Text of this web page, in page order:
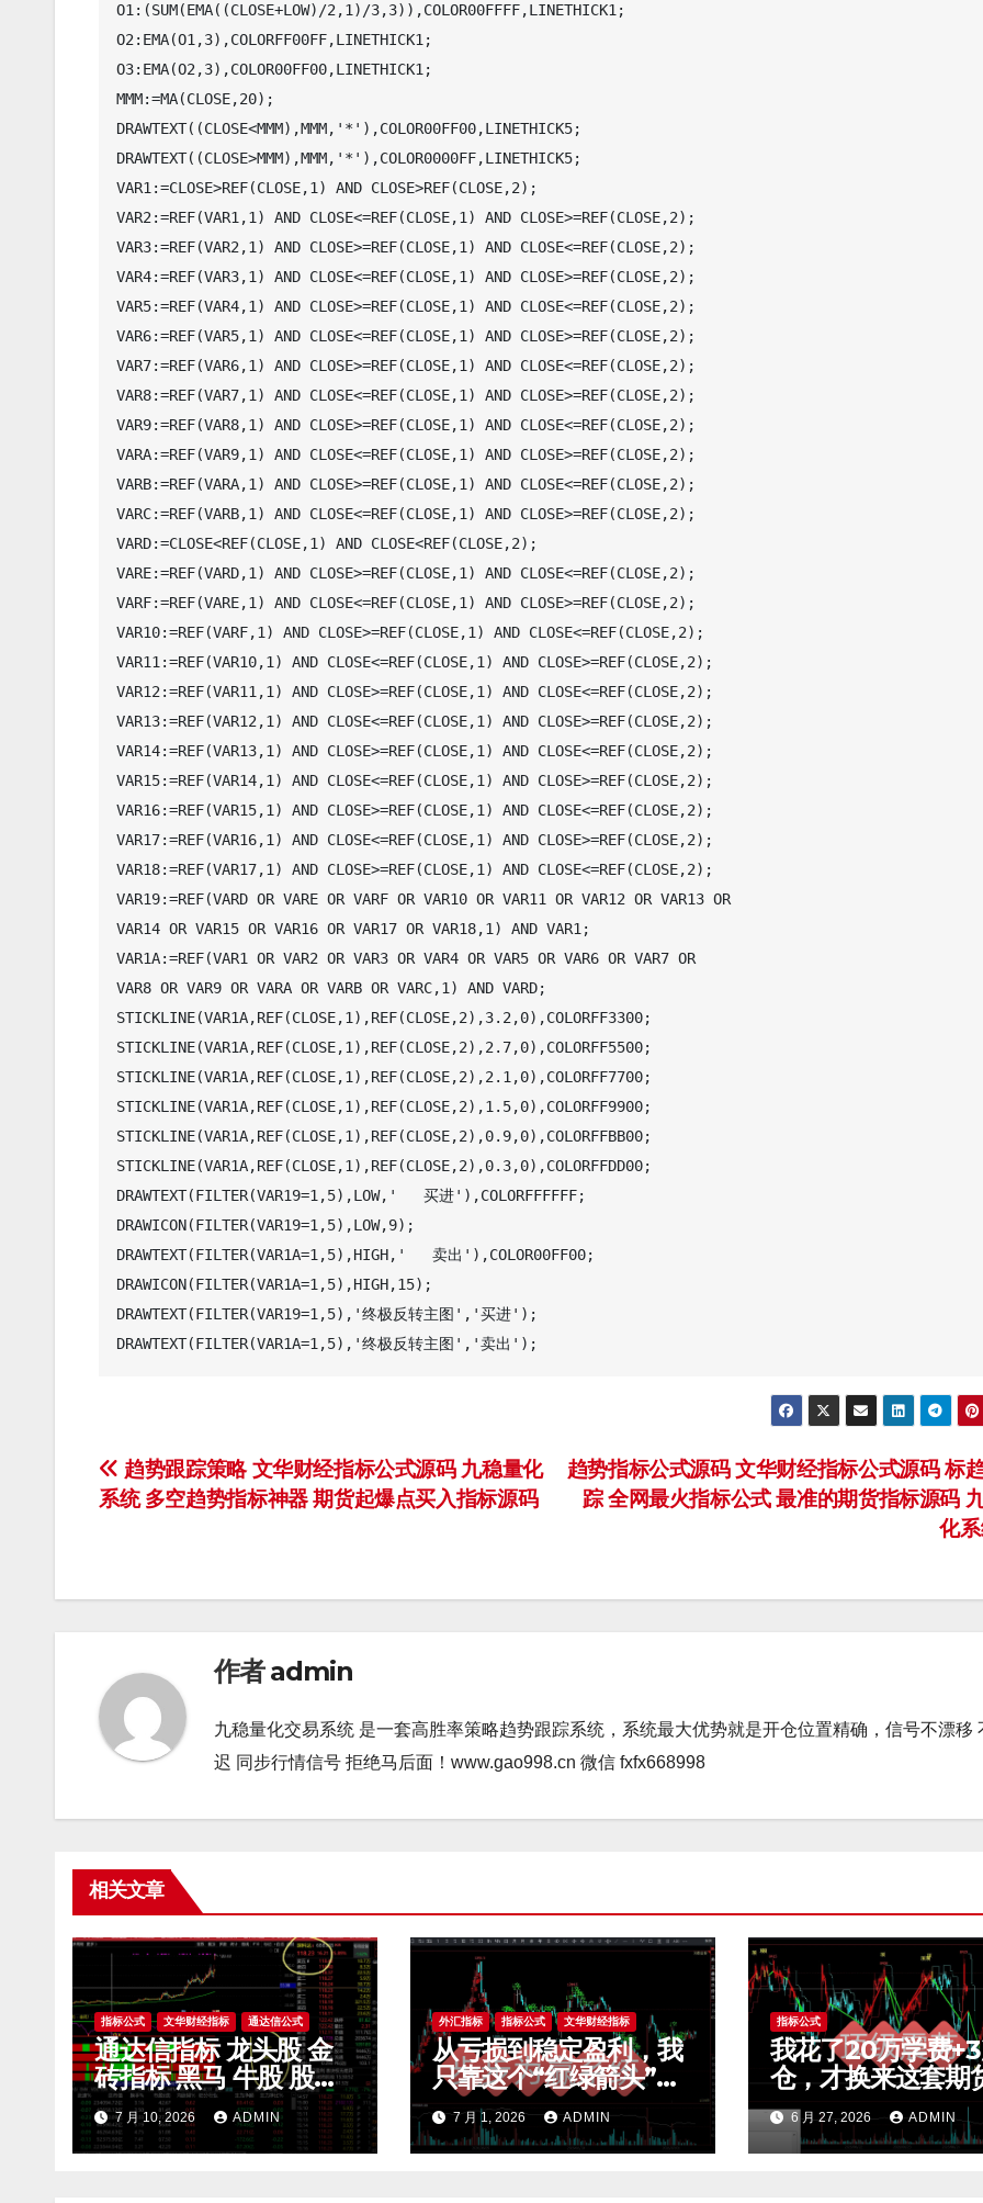
O1:(SUM(EMA((CLOSE+LOW)/2,1)/3,3)),COLOR00FFFF,LINETHICK1;
O2:EMA(O1,3),COLORFF00FF,LINETHICK1;
O3:EMA(O2,3),COLOR00FF00,LINETHICK1;
MMM:=MA(CLOSE,20);
DRAWTEXT((CLOSE<MMM),MMM,'*'),COLOR00FF00,LINETHICK5;
DRAWTEXT((CLOSE>MMM),MMM,'*'),COLOR0000FF,LINETHICK5;
VAR1:=CLOSE>REF(CLOSE,1) AND CLOSE>REF(CLOSE,2);
VAR2:=REF(VAR1,1) AND CLOSE<=REF(CLOSE,1) AND CLOSE>=REF(CLOSE,2);
VAR3:=REF(VAR2,1) AND CLOSE>=REF(CLOSE,1) AND CLOSE<=REF(CLOSE,2);
VAR4:=REF(VAR3,1) AND CLOSE<=REF(CLOSE,1) AND CLOSE>=REF(CLOSE,2);
VAR5:=REF(VAR4,1) AND CLOSE>=REF(CLOSE,1) AND CLOSE<=REF(CLOSE,2);
VAR6:=REF(VAR5,1) AND CLOSE<=REF(CLOSE,1) AND CLOSE>=REF(CLOSE,2);
VAR7:=REF(VAR6,1) AND CLOSE>=REF(CLOSE,1) AND CLOSE<=REF(CLOSE,2);
VAR8:=REF(VAR7,1) AND CLOSE<=REF(CLOSE,1) AND CLOSE>=REF(CLOSE,2);
VAR9:=REF(VAR8,1) AND CLOSE>=REF(CLOSE,1) AND CLOSE<=REF(CLOSE,2);
VARA:=REF(VAR9,1) AND CLOSE<=REF(CLOSE,1) AND CLOSE>=REF(CLOSE,2);
VARB:=REF(VARA,1) AND CLOSE>=REF(CLOSE,1) AND CLOSE<=REF(CLOSE,2);
VARC:=REF(VARB,1) AND CLOSE<=REF(CLOSE,1) AND CLOSE>=REF(CLOSE,2);
VARD:=CLOSE<REF(CLOSE,1) AND CLOSE<REF(CLOSE,2);
VARE:=REF(VARD,1) AND CLOSE>=REF(CLOSE,1) AND CLOSE<=REF(CLOSE,2);
VARF:=REF(VARE,1) AND CLOSE<=REF(CLOSE,1) AND CLOSE>=REF(CLOSE,2);
VAR10:=REF(VARF,1) AND CLOSE>=REF(CLOSE,1) AND CLOSE<=REF(CLOSE,2);
VAR11:=REF(VAR10,1) AND CLOSE<=REF(CLOSE,1) AND CLOSE>=REF(CLOSE,2);
VAR12:=REF(VAR11,1) AND CLOSE>=REF(CLOSE,1) AND CLOSE<=REF(CLOSE,2);
VAR13:=REF(VAR12,1) AND CLOSE<=REF(CLOSE,1) AND CLOSE>=REF(CLOSE,2);
VAR14:=REF(VAR13,1) AND CLOSE>=REF(CLOSE,1) AND CLOSE<=REF(CLOSE,2);
VAR15:=REF(VAR14,1) AND CLOSE<=REF(CLOSE,1) AND CLOSE>=REF(CLOSE,2);
VAR16:=REF(VAR15,1) AND CLOSE>=REF(CLOSE,1) AND CLOSE<=REF(CLOSE,2);
VAR17:=REF(VAR16,1) AND CLOSE<=REF(CLOSE,1) AND CLOSE>=REF(CLOSE,2);
VAR18:=REF(VAR17,1) AND CLOSE>=REF(CLOSE,1) AND CLOSE<=REF(CLOSE,2);
VAR19:=REF(VARD OR VARE OR VARF OR VAR10 OR VAR11 OR VAR12 OR VAR13 OR
VAR14 OR VAR15 OR VAR16 OR VAR17 OR VAR18,1) AND VAR1;
VAR1A:=REF(VAR1 OR VAR2 OR VAR3 OR VAR4 OR VAR5 OR VAR6 OR VAR7 OR
VAR8 OR VAR9 OR VARA OR VARB OR VARC,1) AND VARD;
STICKLINE(VAR1A,REF(CLOSE,1),REF(CLOSE,2),3.2,0),COLORFF3300;
STICKLINE(VAR1A,REF(CLOSE,1),REF(CLOSE,2),2.7,0),COLORFF5500;
STICKLINE(VAR1A,REF(CLOSE,1),REF(CLOSE,2),2.1,0),COLORFF7700;
STICKLINE(VAR1A,REF(CLOSE,1),REF(CLOSE,2),1.5,0),COLORFF9900;
STICKLINE(VAR1A,REF(CLOSE,1),REF(CLOSE,2),0.9,0),COLORFFBB00;
STICKLINE(VAR1A,REF(CLOSE,1),REF(CLOSE,2),0.3,0),COLORFFDD00;
DRAWTEXT(FILTER(VAR19=1,5),LOW,'   买进'),COLORFFFFFF;
DRAWICON(FILTER(VAR19=1,5),LOW,9);
DRAWTEXT(FILTER(VAR1A=1,5),HIGH,'   卖出'),COLOR00FF00;
DRAWICON(FILTER(VAR1A=1,5),HIGH,15);
DRAWTEXT(FILTER(VAR19=1,5),'终极反转主图','买进');
文
章
航
趋势指标公式源码 文华财经指标公式源码 标
踪 全网最火指标公式 最准的期货指标源码
化
趋势跟踪策略 文华财经指标公式源码 九稳量化
系统 多空趋势指标神器 期货起爆点买入指标源码
作者admin
九稳量化交易系统 是一套高胜率策略趋势跟踪系统，系统最大优势就是开仓位置精确，信号不漂移
迟 同步行情信号 拒绝马后面！www.gao998.cn 微信 fxfx668998
相关文章
指标公式 文华财经指标 通达信公式
通达信指标 龙头股 金
砖指标 黑马 牛股 股票
指标公式
7 月 10, 2026 ADMIN
外汇指标 指标公式 文华财经指标
从亏损到稳定盈利，我
只靠这个“红绿箭头”过
滤无效交易，干货全公
开 mt4指标
7 月 1, 2026 ADMIN
指标公式
我花了20万学费
仓，才换来这套期
荡交易系统，今天
公开核心逻辑
6 月 27, 2026 ADMIN